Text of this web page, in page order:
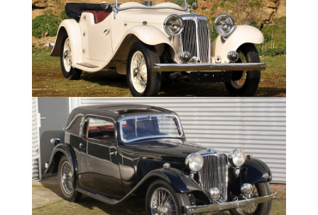
В 1932 SS1 Coupeстоил 310£.
Технические характеристики SS1Airline1934
г.:
Двигатель 2.6 литра (2663) мощностью 62
л.с. (46 кВт)
Длинна - 4670 мм
Ширина - 1664 мм
Высота – 1435 мм
Колесная база – 3023 мм
Передняя колея -1346 мм
Задняя колея – 1359 мм
Максимальная скорость 130 км в час